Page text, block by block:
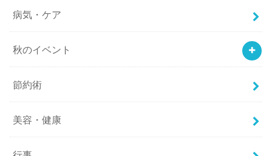
病気・ケア
秋のイベント
節約術
美容・健康